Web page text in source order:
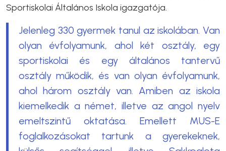
Sportiskolai Általános Iskola igazgatója.
Jelenleg 330 gyermek tanul az iskolában. Van
olyan évfolyamunk, ahol két osztály, egy
sportiskolai és egy általános tantervű
osztály működik, és van olyan évfolyamunk,
ahol három osztály van. Amiben az iskola
kiemelkedik a német, illetve az angol nyelv
emeltszintű oktatása. Emellett MUS-E
foglalkozásokat tartunk a gyerekeknek,